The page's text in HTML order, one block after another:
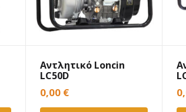
Αντλητικό Loncin
LC50D
0,00 €